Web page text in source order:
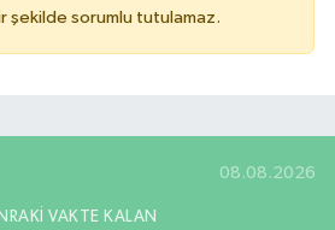
şekilde sorumlu tutulamaz.
08.08.2026
VAKTE KALAN